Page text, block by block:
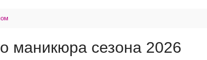
маникюра сезона 2026